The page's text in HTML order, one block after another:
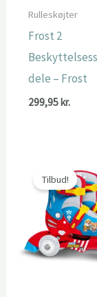
Rulleskøjter
Frost 2
dele – Frost
299,95kr.
Tilbud!